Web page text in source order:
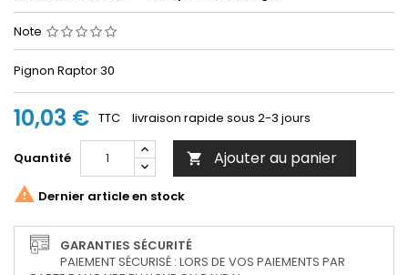
Note
Pignon Raptor 30
10,03 € TTC livraison rapide sous 2-3 jours
Quantité  Ajouter au panier
 Dernier article en stock
GARANTIES SÉCURITÉ
PAIEMENT SÉCURISÉ : LORS DE VOS PAIEMENTS PAR